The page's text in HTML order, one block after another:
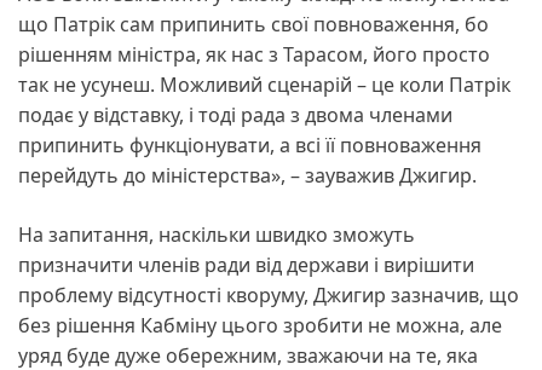
що Патрік сам припинить свої повноваження, бо
рішенням міністра, як нас з Тарасом, його просто
так не усунеш. Можливий сценарій – це коли Патрік
подає у відставку, і тоді рада з двома членами
припинить функціонувати, а всі її повноваження
перейдуть до міністерства», – зауважив Джигир.
На запитання, наскільки швидко зможуть
призначити членів ради від держави і вирішити
проблему відсутності кворуму, Джигир зазначив, що
без рішення Кабміну цього зробити не можна, але
уряд буде дуже обережним, зважаючи на те, яка